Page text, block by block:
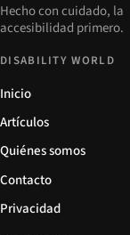
Hecho con cuidado, la
accesibilidad primero.
DISABILITY WORLD
Inicio
Artículos
Quiénes somos
Contacto
Privacidad